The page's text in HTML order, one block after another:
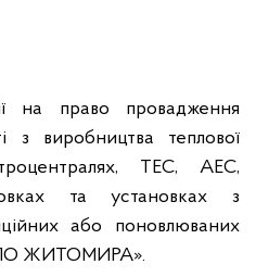
на право провадження
з виробництва теплової
ТЕС, АЕС,
та установках з
або поновлюваних
ЖИТОМИРА».